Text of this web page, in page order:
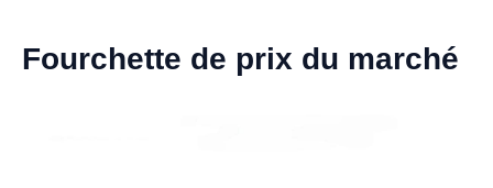
Fourchette de prix du marché